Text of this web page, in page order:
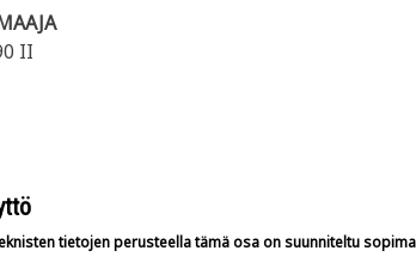
II
tietojen perusteella tämä osa on suunniteltu